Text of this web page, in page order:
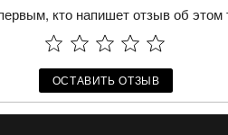
кто напишет отзыв об этом
ОСТАВИТЬ ОТЗЫВ